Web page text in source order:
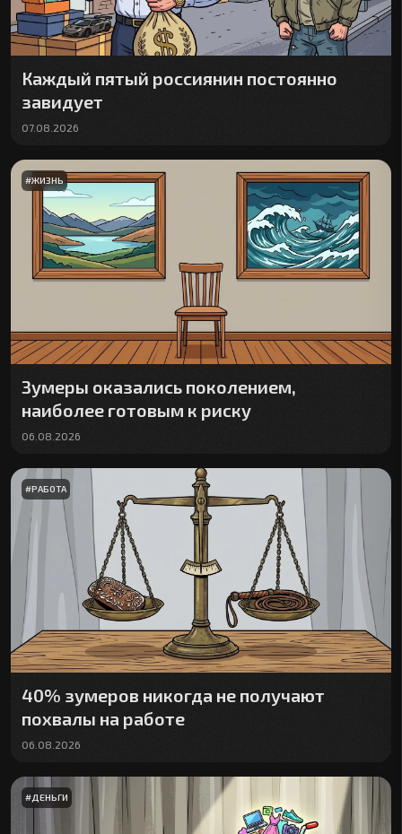
Каждый пятый россиянин постоянно
завидует
07.08.2026
#ЖИЗНЬ
Зумеры оказались поколением,
наиболее готовым к риску
06.08.2026
#РАБОТА
40% зумеров никогда не получают
похвалы на работе
06.08.2026
#ДЕНЬГИ